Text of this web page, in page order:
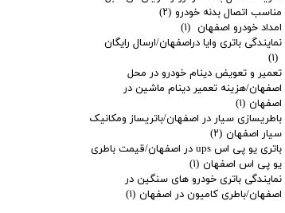
مناسب اتصال بدنه خودرو (۲)
امداد خودرو اصفهان (۱)
نمایندگی باتری وایا دراصفهان/ارسال رایگان
(۱)
تعمیر و تعویض دینام خودرو در محل
اصفهان/هزینه تعمیر دینام ماشین در
اصفهان (۱)
باطریسازی سیار در اصفهان/باتریساز ومکانیک
سیار اصفهان (۲)
باتری یو پی اس ups در اصفهان/قیمت باطری
یو پی اس اصفهان (۱)
نمایندگی باتری خودرو های سنگین در
اصفهان/باطری کامیون در اصفهان (۱)